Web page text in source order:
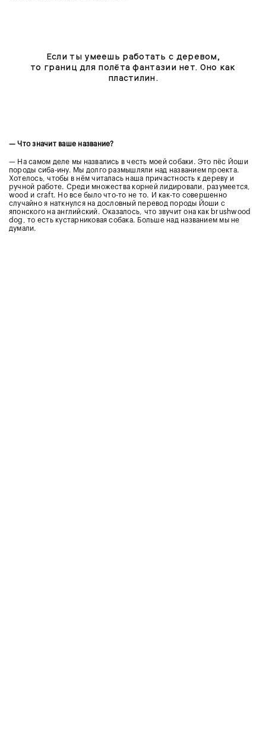
Если ты умеешь работать с деревом,
то границ для полёта фантазии нет. Оно как
пластилин.
— Что значит ваше название?
— На самом деле мы назвались в честь моей собаки. Это пёс Йоши
породы сиба-ину. Мы долго размышляли над названием проекта.
Хотелось, чтобы в нём читалась наша причастность к дереву и
ручной работе. Среди множества корней лидировали, разумеется,
wood и craft. Но все было что-то не то. И как-то совершенно
случайно я наткнулся на дословный перевод породы Йоши с
японского на английский. Оказалось, что звучит она как brushwood
dog, то есть кустарниковая собака. Больше над названием мы не
думали.